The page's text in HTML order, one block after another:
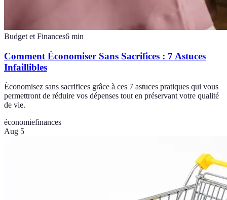
Budget et Finances6 min
Comment Économiser Sans Sacrifices : 7 Astuces
Infaillibles
Économisez sans sacrifices grâce à ces 7 astuces pratiques qui vous
permettront de réduire vos dépenses tout en préservant votre qualité
de vie.
économiefinances
Aug 5